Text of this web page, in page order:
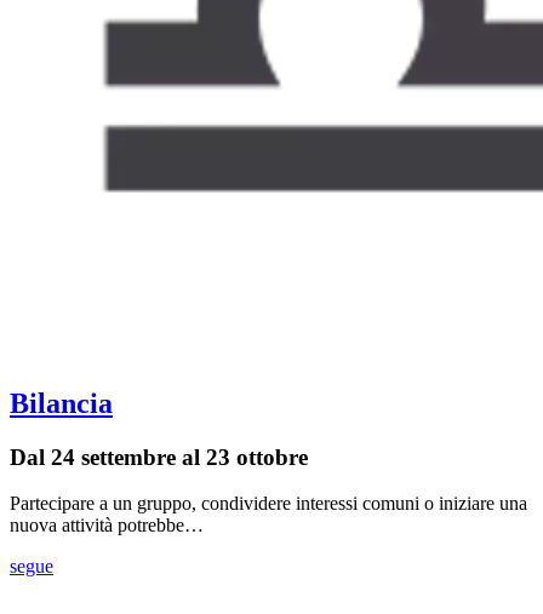
Bilancia
Dal 24 settembre al 23 ottobre
Partecipare a un gruppo, condividere interessi comuni o iniziare una
nuova attività potrebbe…
segue